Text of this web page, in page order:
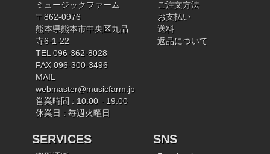
ミュージックファーム
〒862-0976
熊本県熊本市中央区九品
寺6-1-22
TEL 096-362-8028
FAX 096-300-3496
MAIL
webmaster@musicfarm.jp
営業時間 : 10:00 - 19:00
休業日 : 毎週火曜日
ご注文方法
お支払い
送料
返品について
SERVICES SNS